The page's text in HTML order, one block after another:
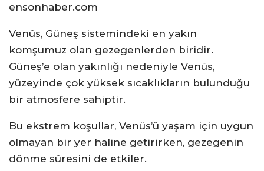
ensonhaber.com
Venüs, Güneş sistemindeki en yakın
komşumuz olan gezegenlerden biridir.
Güneş’e olan yakınlığı nedeniyle Venüs,
yüzeyinde çok yüksek sıcaklıkların bulunduğu
bir atmosfere sahiptir.
Bu ekstrem koşullar, Venüs’ü yaşam için uygun
olmayan bir yer haline getirirken, gezegenin
dönme süresini de etkiler.